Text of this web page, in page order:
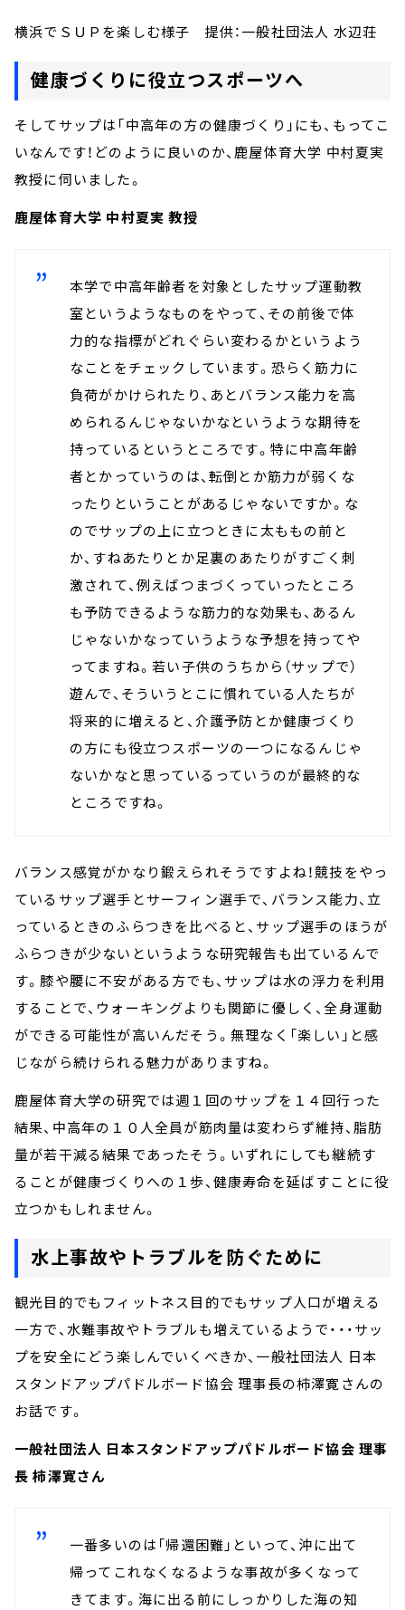
横浜でＳＵＰを楽しむ様子 提供：一般社団法人 水辺荘
健康づくりに役立つスポーツへ
そしてサップは「中高年の方の健康づくり」にも、もってこ
いなんです！どのように良いのか、鹿屋体育大学 中村夏実
教授に伺いました。
鹿屋体育大学 中村夏実 教授
本学で中高年齢者を対象としたサップ運動教
室というようなものをやって、その前後で体
力的な指標がどれぐらい変わるかというよう
なことをチェックしています。恐らく筋力に
負荷がかけられたり、あとバランス能力を高
められるんじゃないかなというような期待を
持っているというところです。特に中高年齢
者とかっていうのは、転倒とか筋力が弱くな
ったりということがあるじゃないですか。な
のでサップの上に立つときに太ももの前と
か、すねあたりとか足裏のあたりがすごく刺
激されて、例えばつまづくっていったところ
も予防できるような筋力的な効果も、あるん
じゃないかなっていうような予想を持ってや
ってますね。若い子供のうちから（サップで）
遊んで、そういうとこに慣れている人たちが
将来的に増えると、介護予防とか健康づくり
の方にも役立つスポーツの一つになるんじゃ
ないかなと思っているっていうのが最終的な
ところですね。
バランス感覚がかなり鍛えられそうですよね！競技をやっ
ているサップ選手とサーフィン選手で、バランス能力、立
っているときのふらつきを比べると、サップ選手のほうが
ふらつきが少ないというような研究報告も出ているんで
す。膝や腰に不安がある方でも、サップは水の浮力を利用
することで、ウォーキングよりも関節に優しく、全身運動
ができる可能性が高いんだそう。無理なく「楽しい」と感
じながら続けられる魅力がありますね。
鹿屋体育大学の研究では週１回のサップを１４回行った
結果、中高年の１０人全員が筋肉量は変わらず維持、脂肪
量が若干減る結果であったそう。いずれにしても継続す
ることが健康づくりへの１歩、健康寿命を延ばすことに役
立つかもしれません。
水上事故やトラブルを防ぐために
観光目的でもフィットネス目的でもサップ人口が増える
一方で、水難事故やトラブルも増えているようで・・・サッ
プを安全にどう楽しんでいくべきか、一般社団法人 日本
スタンドアップパドルボード協会 理事長の柿澤寛さんの
お話です。
一般社団法人 日本スタンドアップパドルボード協会 理事
長 柿澤寛さん
一番多いのは「帰還困難」といって、沖に出て
帰ってこれなくなるような事故が多くなって
きてます。海に出る前にしっかりした海の知